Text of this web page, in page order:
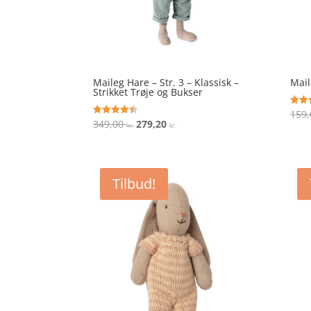
Maileg Hare – Str. 3 – Klassisk –
Strikket Trøje og Bukser
Vurderet
4.4
349,00kr. Den
var:
349,00 kr..
279,20kr.
279,20 kr..
4.9
Tilbud!